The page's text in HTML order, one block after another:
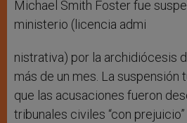
Michael Smith Foster fue
ministerio (licencia admi
nistrativa) por la archidiócesis
más de un mes. La suspensión
que las acusaciones fueron
tribunales civiles “con